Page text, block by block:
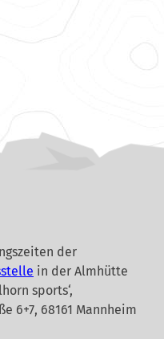
der
in der Almhütte
sports‘,
6+7, 68161 Mannheim